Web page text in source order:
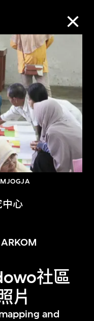
中心
ARKOM
社區
片
and
搜索